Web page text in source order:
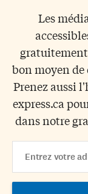
Les
bon moyen de
Prenez aussi
express.ca
dans notre
Address